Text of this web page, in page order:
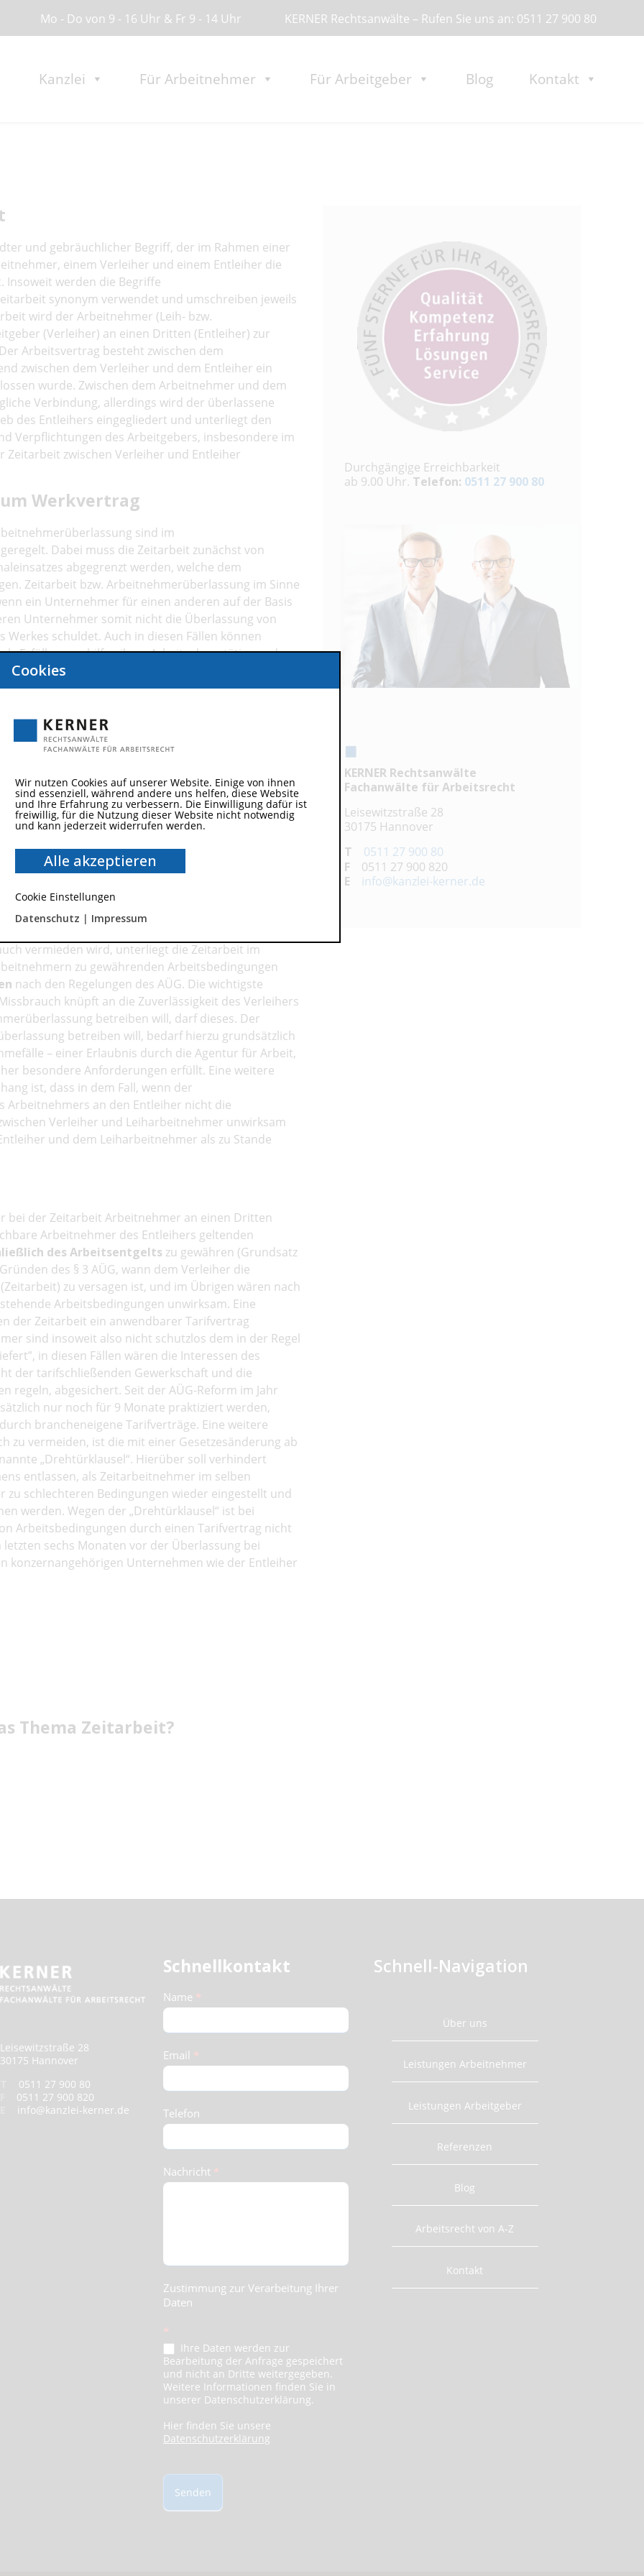
KERNER Rechtsanwälte – Rufen Sie uns an: 0511 27 900 80
Mo - Do von 9 - 16 Uhr & Fr 9 - 14 Uhr
Kanzlei Für Arbeitnehmer Für Arbeitgeber Blog Kontakt
und gebräuchlicher Begriff, der im Rahmen einer
einem Verleiher und einem Entleiher die
werden die Begriffe
synonym verwendet und umschreiben jeweils
wird der Arbeitnehmer (Leih- bzw.
(Verleiher) an einen Dritten (Entleiher) zur
Arbeitsvertrag besteht zwischen dem
zwischen dem Verleiher und dem Entleiher ein
wurde. Zwischen dem Arbeitnehmer und dem
Verbindung, allerdings wird der überlassene
des Entleihers eingegliedert und unterliegt den
Verpflichtungen des Arbeitgebers, insbesondere im
zwischen Verleiher und Entleiher
Werkvertrag
sind im
geregelt. Dabei muss die Zeitarbeit zunächst von
abgegrenzt werden, welche dem
Zeitarbeit bzw. Arbeitnehmerüberlassung im Sinne
ein Unternehmer für einen anderen auf der Basis
Unternehmer somit nicht die Überlassung von
schuldet. Auch in diesen Fällen können
Erfüllungsgehilfen ihres Arbeitgebers tätig werden.
nicht dem Direktions- und Weisungsrecht des
Arbeitnehmer nur solche Anweisungen erteilen, die
Als Abgrenzungskriterien zwischen
im Rahmen eines Werkvertrages kommt es
das Unternehmerrisiko, die Vergütungsgefahr,
der Vergütung sowie die Weisungsbefugnis
1 S. 5, 9 Abs. 1 Nr. 1 a, 10 Abs. 1 S. 1 AÜG machen
mit einer Arbeitnehmerüberlassungserlaubnis
Werkvertrag und Arbeitnehmerüberlassung ist
des Bundesarbeitsgerichts ist
typischen Weisungen wie solche zur Lage und
vermieden wird, unterliegt die Zeitarbeit im
zu gewährenden Arbeitsbedingungen
nach den Regelungen des AÜG. Die wichtigste
knüpft an die Zuverlässigkeit des Verleihers
betreiben will, darf dieses. Der
betreiben will, bedarf hierzu grundsätzlich
– einer Erlaubnis durch die Agentur für Arbeit,
besondere Anforderungen erfüllt. Eine weitere
ist, dass in dem Fall, wenn der
Arbeitnehmers an den Entleiher nicht die
Verleiher und Leiharbeitnehmer unwirksam
und dem Leiharbeitnehmer als zu Stande
bei der Zeitarbeit Arbeitnehmer an einen Dritten
Arbeitnehmer des Entleihers geltenden
des Arbeitsentgelts zu gewähren (Grundsatz
des § 3 AÜG, wann dem Verleiher die
zu versagen ist, und im Übrigen wären nach
Arbeitsbedingungen unwirksam. Eine
der Zeitarbeit ein anwendbarer Tarifvertrag
sind insoweit also nicht schutzlos dem in der Regel
in diesen Fällen wären die Interessen des
der tarifschließenden Gewerkschaft und die
regeln, abgesichert. Seit der AÜG-Reform im Jahr
nur noch für 9 Monate praktiziert werden,
brancheneigene Tarifverträge. Eine weitere
zu vermeiden, ist die mit einer Gesetzesänderung ab
„Drehtürklausel“. Hierüber soll verhindert
entlassen, als Zeitarbeitnehmer im selben
schlechteren Bedingungen wieder eingestellt und
werden. Wegen der „Drehtürklausel“ ist bei
Arbeitsbedingungen durch einen Tarifvertrag nicht
sechs Monaten vor der Überlassung bei
konzernangehörigen Unternehmen wie der Entleiher
Thema Zeitarbeit?
Durchgängige Erreichbarkeit
ab 9.00 Uhr. Telefon: 0511 27 900 80
KERNER Rechtsanwälte
Fachanwälte für Arbeitsrecht
Leisewitzstraße 28
30175 Hannover
T 0511 27 900 80
F 0511 27 900 820
E info@kanzlei-kerner.de
Leisewitzstraße 28
30175 Hannover
0511 27 900 80
0511 27 900 820
info@kanzlei-kerner.de
Schnellkontakt
Schnellkontakt
(Footer)
Name *
Email *
Telefon
Nachricht *
Zustimmung zur Verarbeitung Ihrer
Daten
*
Ihre Daten werden zur
Bearbeitung der Anfrage gespeichert
und nicht an Dritte weitergegeben.
Weitere Informationen finden Sie in
unserer Datenschutzerklärung.
Hier finden Sie unsere
Datenschutzerklärung
Senden
Schnell-Navigation
Über uns
Leistungen Arbeitnehmer
Leistungen Arbeitgeber
Referenzen
Blog
Arbeitsrecht von A-Z
Kontakt
Cookies
Wir nutzen Cookies auf unserer Website. Einige von ihnen
sind essenziell, während andere uns helfen, diese Website
und Ihre Erfahrung zu verbessern. Die Einwilligung dafür ist
freiwillig, für die Nutzung dieser Website nicht notwendig
und kann jederzeit widerrufen werden.
Alle akzeptieren
Cookie Einstellungen
Datenschutz | Impressum